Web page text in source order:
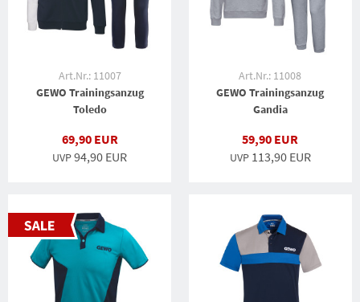
Art.Nr.: 11007
GEWO Trainingsanzug
Toledo
69,90 EUR
UVP94,90 EUR
Art.Nr.: 11008
GEWO Trainingsanzug
Gandia
59,90 EUR
UVP 113,90 EUR